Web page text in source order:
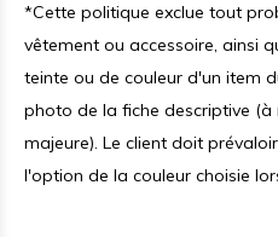
*Cette politique exclue tout
vêtement ou accessoire, ainsi
teinte ou de couleur d'un item
photo de la fiche descriptive (à
majeure). Le client doit
l'option de la couleur choisie